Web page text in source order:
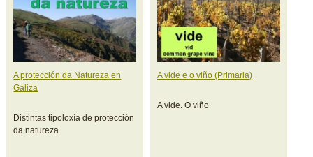
A protección da Natureza en
Galiza
Distintas tipoloxía de protección
da natureza
A vide e o viño (Primaria)
A vide. O viño